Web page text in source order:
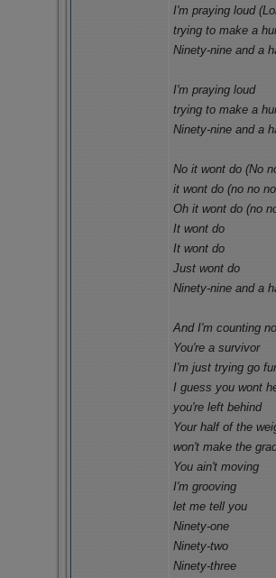
I'm praying loud
trying to make a
Ninety-nine and a
I'm praying loud
trying to make a
Ninety-nine and a
No it wont do (No
it wont do (no no
Oh it wont do (no
It wont do
It wont do
Just wont do
Ninety-nine and a
And I'm counting
You're a survivor
I'm just trying go
I guess you wont
you're left behind
Your half of the
won't make the
You ain't moving
I'm grooving
let me tell you
Ninety-one
Ninety-two
Ninety-three